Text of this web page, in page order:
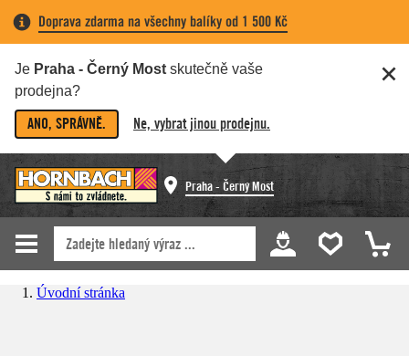
Doprava zdarma na všechny balíky od 1 500 Kč
Je Praha - Černý Most skutečně vaše
prodejna?
ANO, SPRÁVNĚ. Ne, vybrat jinou prodejnu.
Praha - Černý Most
Úvodní stránka